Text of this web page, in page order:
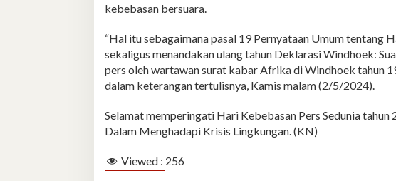
kebebasan bersuara.
“Hal itu sebagaimana pasal 19 Pernyataan Umum tentang
sekaligus menandakan ulang tahun Deklarasi Windhoek:
pers oleh wartawan surat kabar Afrika di Windhoek tahun
dalam keterangan tertulisnya, Kamis malam (2/5/2024).
Selamat memperingati Hari Kebebasan Pers Sedunia tahun
Dalam Menghadapi Krisis Lingkungan. (KN)
Viewed : 256